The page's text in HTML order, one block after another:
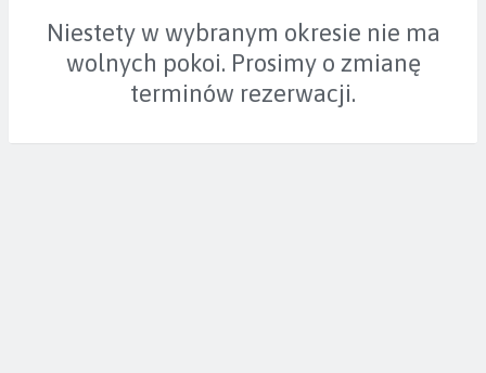
Niestety w wybranym okresie nie ma
wolnych pokoi. Prosimy o zmianę
terminów rezerwacji.